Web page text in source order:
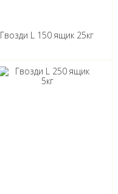
Гвозди L 150 ящик 25кг